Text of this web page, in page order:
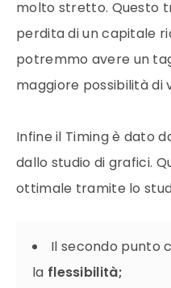
molto stretto. Questo
perdita di un capitale
potremmo avere un
maggiore possibilità di
Infine il Timing è dato
dallo studio di grafici.
ottimale tramite lo
Il secondo punto
la flessibilità;